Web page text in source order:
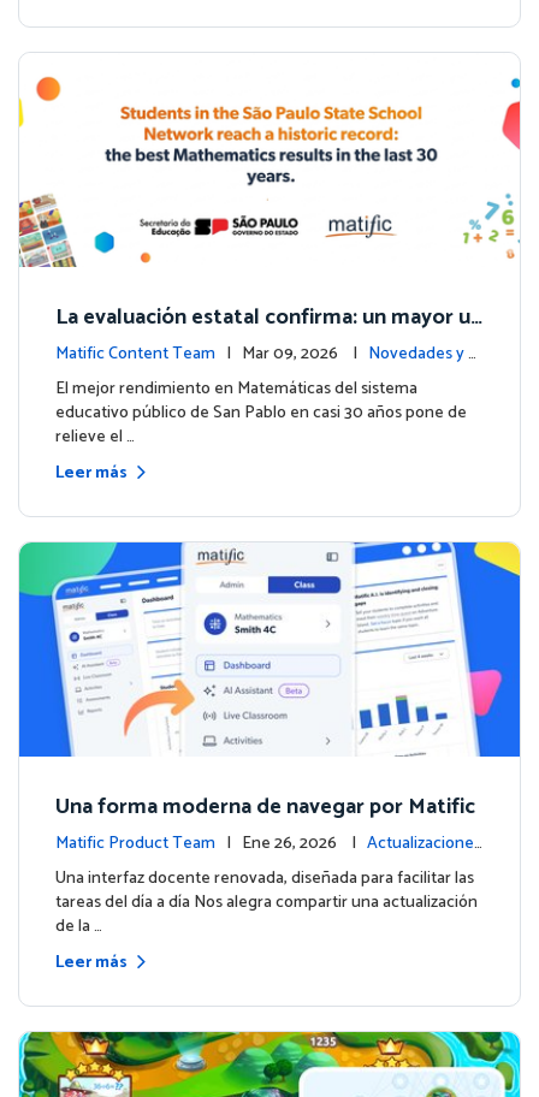
La evaluación estatal confirma: un mayor us
o de Matific se asocia con mejores resultad
os en matemáticas
Matific Content Team | Mar 09, 2026 | Novedades y e
ventos
El mejor rendimiento en Matemáticas del sistema
educativo público de San Pablo en casi 30 años pone de
relieve el …
Leer más
Una forma moderna de navegar por Matific
Matific Product Team | Ene 26, 2026 | Actualizaciones
de la plataforma
Una interfaz docente renovada, diseñada para facilitar las
tareas del día a día Nos alegra compartir una actualización
de la …
Leer más